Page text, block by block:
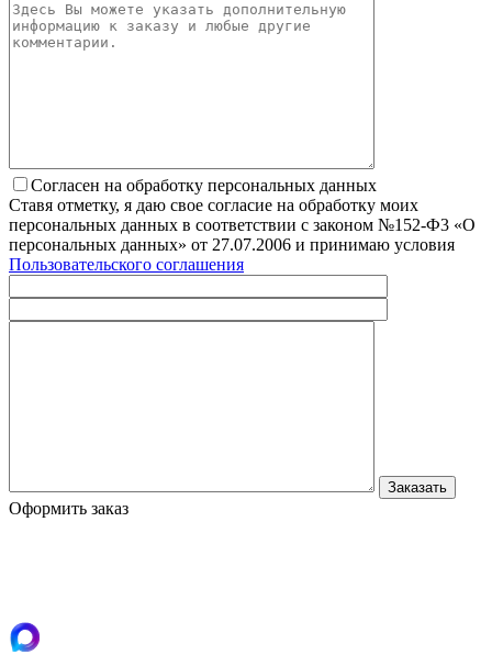
Согласен на обработку персональных данных
Ставя отметку, я даю свое согласие на обработку моих
персональных данных в соответствии с законом №152-Ф3 «О
персональных данных» от 27.07.2006 и принимаю условия
Пользовательского соглашения
Оформить заказ